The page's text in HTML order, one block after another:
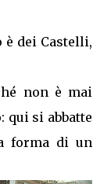
dei Castelli,
non è mai
qui si abbatte
forma di un